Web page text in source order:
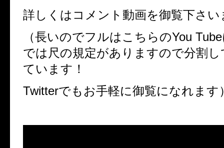
詳しくはコメント動画を御覧下さい
（長いのでフルはこちらのYou
では尺の規定がありますので分割
ています！
Twitterでもお手軽に御覧になれます